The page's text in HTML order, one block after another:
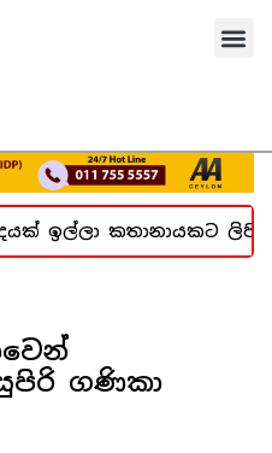
කතානායකට ලිපියක්
ගණිකා